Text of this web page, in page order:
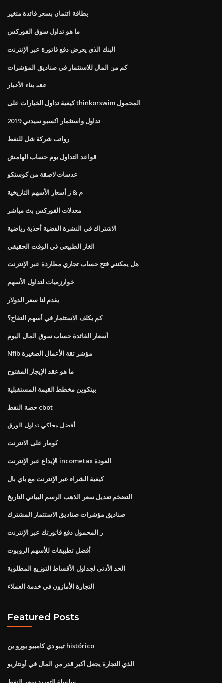
بطاقة ائتمان بسعر فائدة متغير
ما هو تداول سوق الفوركس
البنك الذي يعرض دفع فاتورة عبر الإنترنت
كم من المال للاستثمار في صناديق المؤشرات
عقد بناء الأخبار
كيفية تداول الخيارات على thinkorswim المحمول
تداول واستثمار اكسبو سيدني 2019
رواتب شركة شل للنفط
قواعد التداول يوم حساب الهامش
عدسات لاصقة من كوستكو
م & ز أسعار الأسهم التاريخية
معدلات الفوركس بث مباشر
الاشتراك في النشرة الفضية أحذية رياضية
الغاز الطبيعي في الوقت الحقيقي
هل يمكنني فتح حساب تجاري مطاردة عبر الإنترنت
خوارزميات لتداول الأسهم
يقدم لنا سعر الدولار
كم يكلف الاستثمار في أسهم التفاح؟
أسعار الفائدة حساب سوق المال اليوم
Nfib مؤشر ثقة الأعمال الصغيرة
ما هو عقد الإيجار المفتوح
بيتكوين مخطط القيمة المستقبلية
حصة النفط cbot
أفضل محاكي تداول الورق
كومار على الانترنت
الإيداع عبر الإنترنت incometax العودة
كيفية الشراء عبر الإنترنت مع باي بال
التضخم تعديل سعر الذهب الرسم البياني التاريخ
صناديق مؤشرات صناديق الاستثمار المشترك
ر المحمول دفع فاتورتك عبر الإنترنت
أفضل تطبيقات للأسهم الروبوت
الحد الأدنى لجداول الأقساط التوزيع المطلوبة
التجارة الأمازون في خدمة العملاء
Featured Posts
تيبو دي كامبيو يورو ين histórico
الذي التجارة يجعل أكبر قدر من المال في أونتاريو